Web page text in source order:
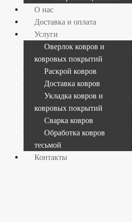
телефонам:
+7 (812) 377-
+7 (967) 346-75-44
ОСНОВНЫЕ
Коллекция
Производитель
Размер (м)
Толщина
6,5
Вес 1 кв.м.
1840
О нас
Доставка и оплата
Услуги
Оверлок ковров и
ковровых покрытий
Раскрой ковров
Доставка ковров
Укладка ковров и
ковровых покрытий
Сварка ковров
Обработка ковров
тесьмой
Контакты